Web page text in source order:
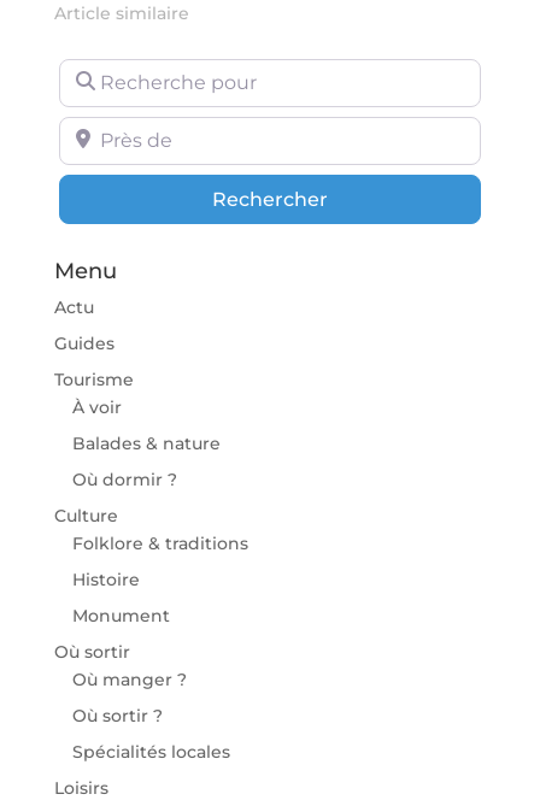
Article similaire
Recherche pour
Près de
RechercherRechercher
Menu
Actu
Guides
Tourisme
À voir
Balades & nature
Où dormir ?
Culture
Folklore & traditions
Histoire
Monument
Où sortir
Où manger ?
Où sortir ?
Spécialités locales
Loisirs